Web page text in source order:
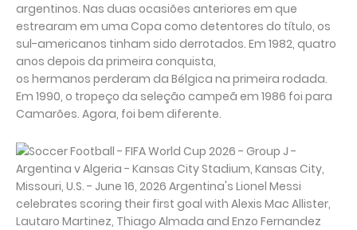
argentinos. Nas duas ocasiões anteriores em que
estrearam em uma Copa como detentores do título, os
sul-americanos tinham sido derrotados. Em 1982, quatro
anos depois da primeira conquista,
os hermanos perderam da Bélgica na primeira rodada.
Em 1990, o tropeço da seleção campeã em 1986 foi para
Camarões. Agora, foi bem diferente.